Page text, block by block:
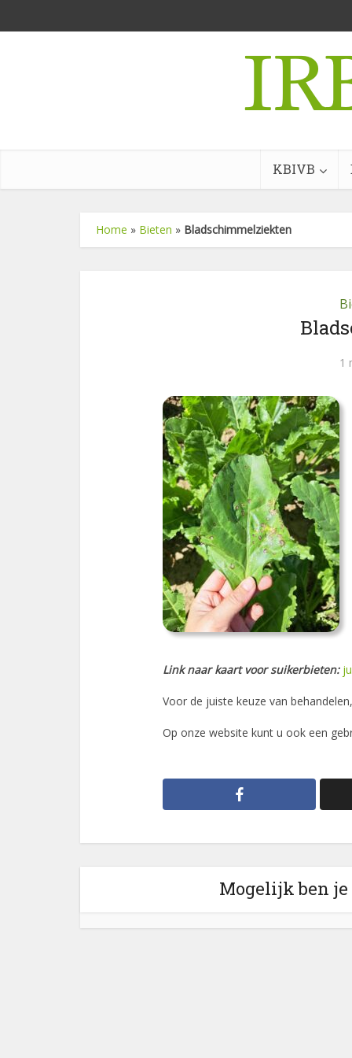
KBIVB
Home » Bieten » Bladschimmelziekten
1
Link naar kaart voor suikerbieten:
Voor de juiste keuze van
Op onze website kunt u ook een
Mogelijk ben